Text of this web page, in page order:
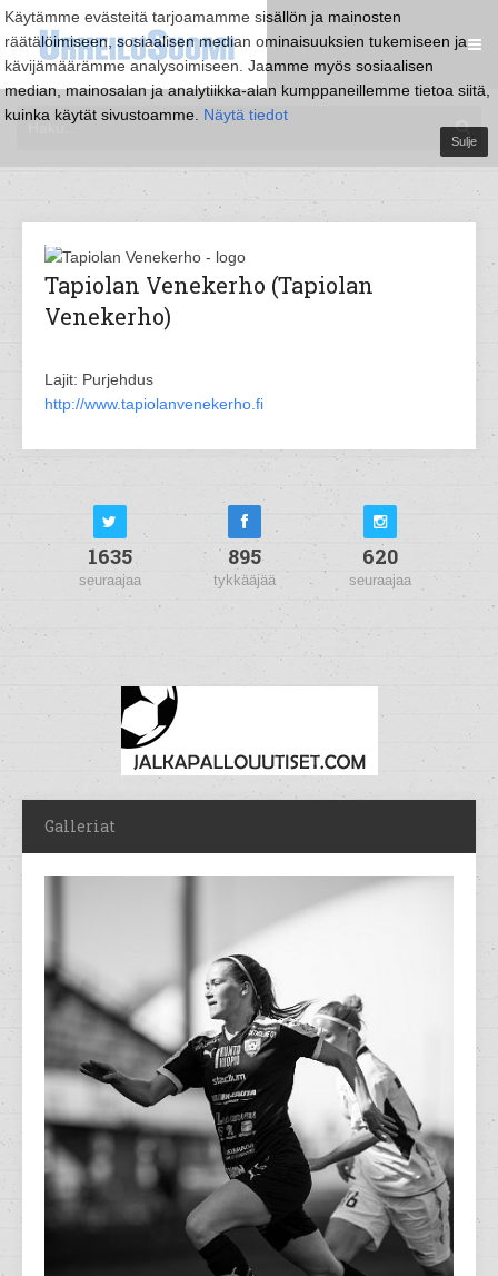
Käytämme evästeitä tarjoamamme sisällön ja mainosten
räätälöimiseen, sosiaalisen median ominaisuuksien tukemiseen ja
kävijämäärämme analysoimiseen. Jaamme myös sosiaalisen
median, mainosalan ja analytiikka-alan kumppaneillemme tietoa siitä,
kuinka käytät sivustoamme. Näytä tiedot
Sulje
Tapiolan Venekerho (Tapiolan
Venekerho)
Lajit: Purjehdus
http://www.tapiolanvenekerho.fi
1635
seuraajaa
895
tykkääjää
620
seuraajaa
Galleriat